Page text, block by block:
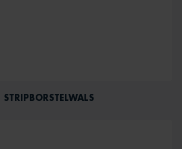
STRIPBORSTELWALS